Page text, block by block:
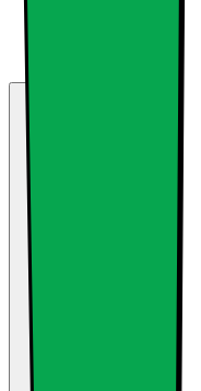
det rette